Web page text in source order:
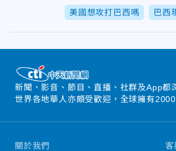
美國想攻打巴西嗎 巴西
新聞、影音、節目、直播、社群及App都
世界各地華人亦頗受歡迎，全球擁有2000
關於我們 客